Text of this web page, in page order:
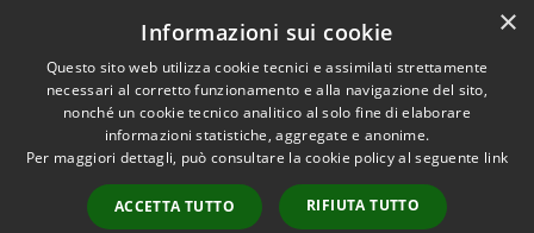
Dichiarazione di accessibilità
Accessibilità
Copyright © 2026 • Comune di
Fara Gera d'Adda • Powered by
Municipium•
Accesso
×
Informazioni sui cookie
Questo sito web utilizza cookie tecnici e assimilati strettamente
necessari al corretto funzionamento e alla navigazione del sito,
nonché un cookie tecnico analitico al solo fine di elaborare
informazioni statistiche, aggregate e anonime.
Per maggiori dettagli, può consultare la cookie policy al seguente link
ACCETTA TUTTO RIFIUTA TUTTO